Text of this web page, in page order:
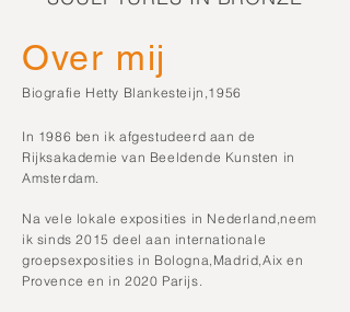
Over mij
Biografie Hetty Blankesteijn,1956
In 1986 ben ik afgestudeerd aan de
Rijksakademie van Beeldende Kunsten in
Amsterdam.
Na vele lokale exposities in Nederland,neem
ik sinds 2015 deel aan internationale
groepsexposities in Bologna,Madrid,Aix en
Provence en in 2020 Parijs.